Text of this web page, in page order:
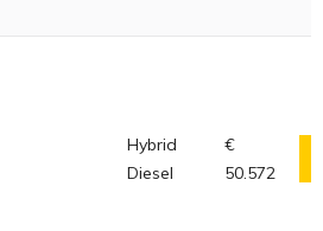
Hybrid
Diesel
€
50.572